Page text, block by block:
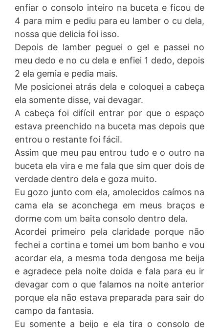
enfiar o consolo inteiro na buceta e ficou de
4 para mim e pediu para eu lamber o cu dela,
nossa que delicia foi isso.
Depois de lamber peguei o gel e passei no
meu dedo e no cu dela e enfiei 1 dedo, depois
2 ela gemia e pedia mais.
Me posicionei atrás dela e coloquei a cabeça
ela somente disse, vai devagar.
A cabeça foi difícil entrar por que o espaço
estava preenchido na buceta mas depois que
entrou o restante foi fácil.
Assim que meu pau entrou tudo e o outro na
buceta ela vira e me fala que sim quer dois de
verdade dentro dela e goza muito.
Eu gozo junto com ela, amolecidos caímos na
cama ela se aconchega em meus braços e
dorme com um baita consolo dentro dela.
Acordei primeiro pela claridade porque não
fechei a cortina e tomei um bom banho e vou
acordar ela, a mesma toda dengosa me beija
e agradece pela noite doida e fala para eu ir
devagar com o que falamos na noite anterior
porque ela não estava preparada para sair do
campo da fantasia.
Eu somente a beijo e ela tira o consolo de